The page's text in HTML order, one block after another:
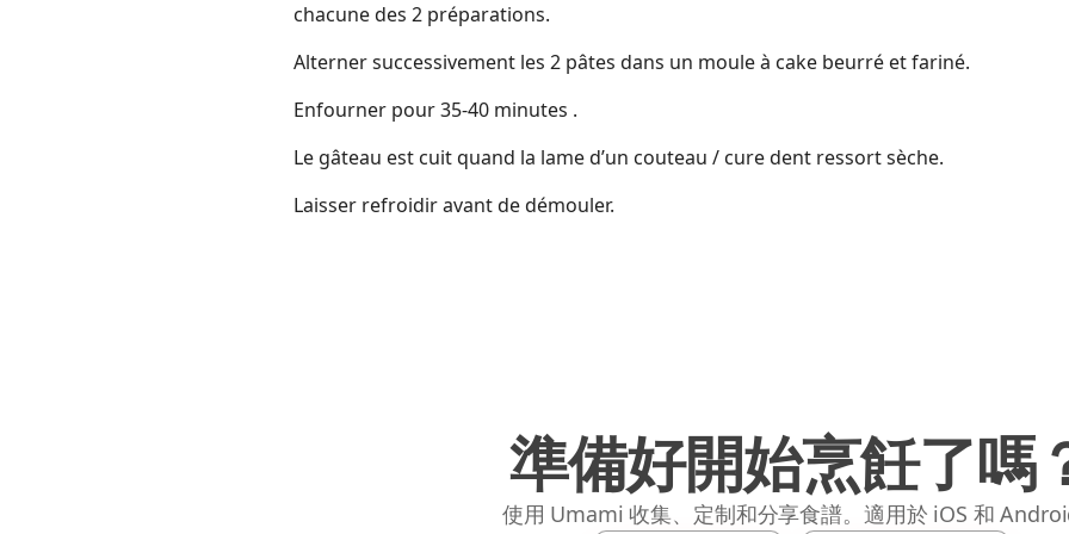
chacune des 2 préparations.
Alterner successivement les 2 pâtes dans un moule à cake beurré et fariné.
Enfourner pour 35-40 minutes .
Le gâteau est cuit quand la lame d’un couteau / cure dent ressort sèche.
Laisser refroidir avant de démouler.
準備好開始烹飪了嗎
使用 Umami 收集、定制和分享食譜。適用於 iOS 和